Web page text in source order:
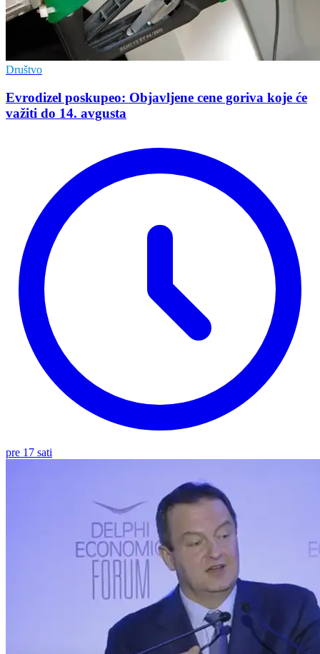
Društvo
Evrodizel poskupeo: Objavljene cene goriva koje će
važiti do 14. avgusta
pre 17 sati